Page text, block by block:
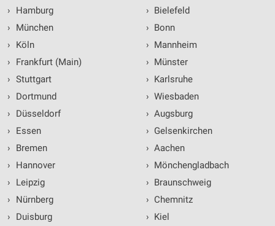
›
Hamburg
›
München
›
Köln
›
Frankfurt (Main)
› Stuttgart
›
Dortmund
›
Düsseldorf
›
Essen
›
Bremen
›
Hannover
›
Leipzig
›
Nürnberg
›
Duisburg
› Bielefeld
› Bonn
› Mannheim
› Münster
› Karlsruhe
› Wiesbaden
› Augsburg
› Gelsenkirchen
› Aachen
› Mönchengladbach
› Braunschweig
› Chemnitz
› Kiel